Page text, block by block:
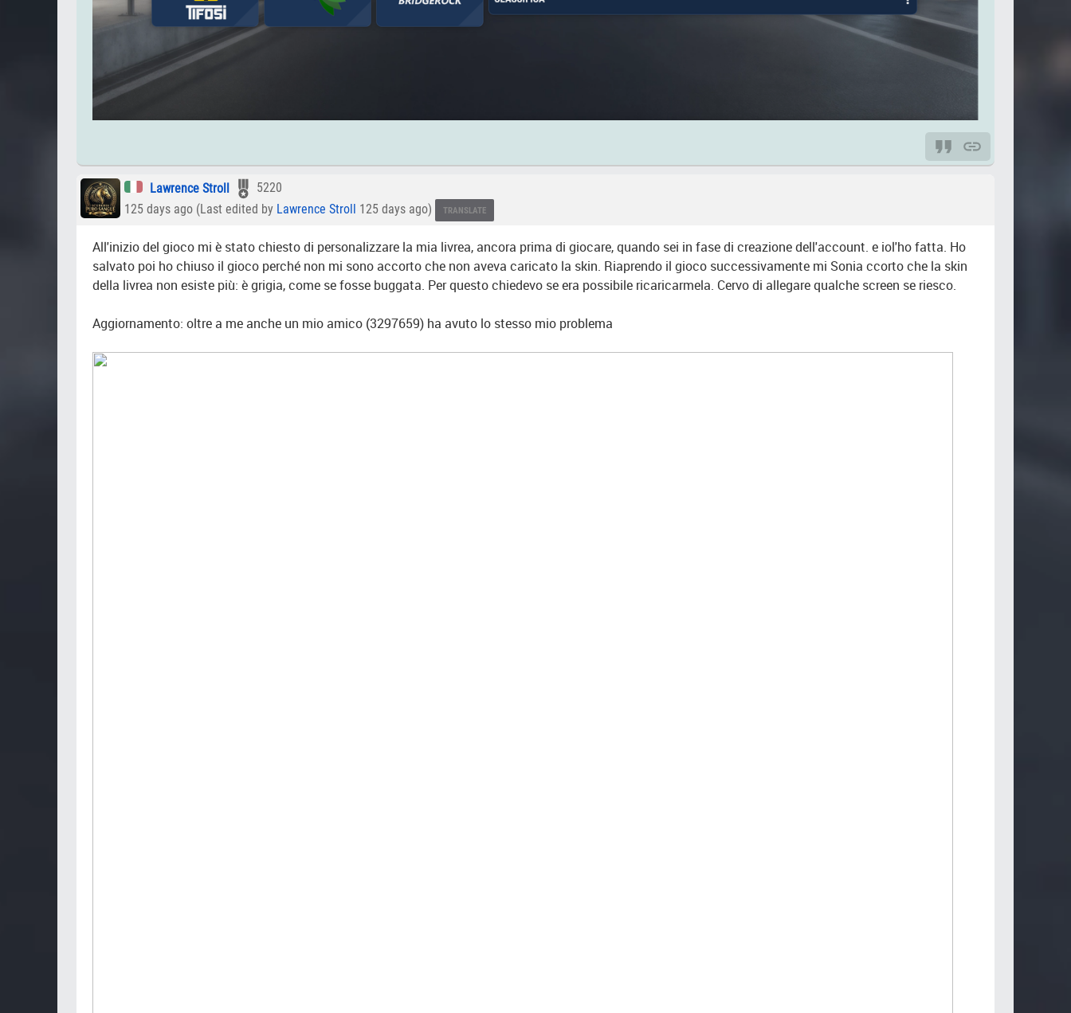
Lawrence Stroll
5220
125 days ago (Last edited by Lawrence Stroll 125 days ago) TRANSLATE
All'inizio del gioco mi è stato chiesto di personalizzare la mia livrea, ancora prima di giocare, quando sei in fase di creazione dell'account. e iol'ho fatta. Ho
salvato poi ho chiuso il gioco perché non mi sono accorto che non aveva caricato la skin. Riaprendo il gioco successivamente mi Sonia ccorto che la skin
della livrea non esiste più: è grigia, come se fosse buggata. Per questo chiedevo se era possibile ricaricarmela. Cervo di allegare qualche screen se riesco.
Aggiornamento: oltre a me anche un mio amico (3297659) ha avuto lo stesso mio problema